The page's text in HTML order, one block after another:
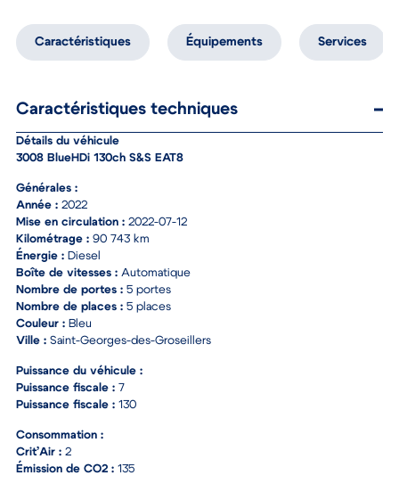
Caractéristiques Équipements Services
Caractéristiques techniques
Détails du véhicule
3008 BlueHDi 130ch S&S EAT8
Générales :
Année : 2022
Mise en circulation : 2022-07-12
Kilométrage : 90 743 km
Énergie : Diesel
Boîte de vitesses : Automatique
Nombre de portes : 5 portes
Nombre de places : 5 places
Couleur : Bleu
Ville : Saint-Georges-des-Groseillers
Puissance du véhicule :
Puissance fiscale : 7
Puissance fiscale : 130
Consommation :
Crit’Air : 2
Émission de CO2 : 135